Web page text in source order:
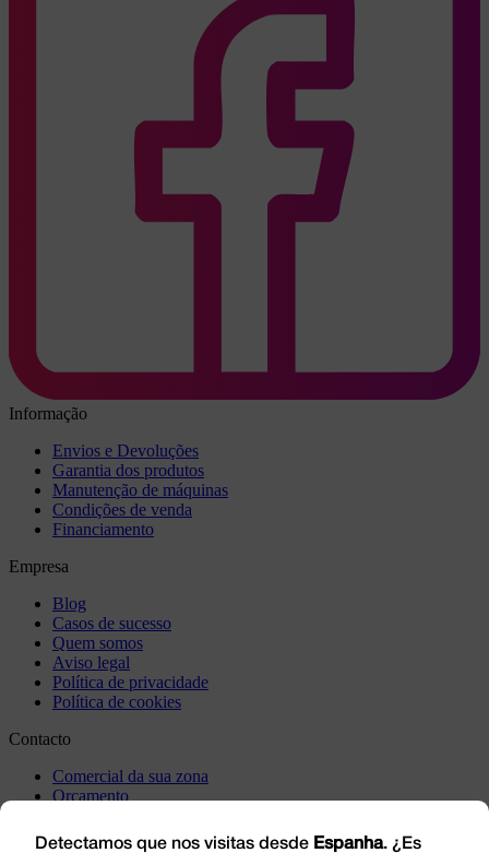
Informação
Envios e Devoluções
Garantia dos produtos
Manutenção de máquinas
Condições de venda
Financiamento
Empresa
Blog
Casos de sucesso
Quem somos
Aviso legal
Política de privacidade
Política de cookies
Contacto
Comercial da sua zona
Orçamento
Visite-nos
Detectamos que nos visitas desde Espanha. ¿Es